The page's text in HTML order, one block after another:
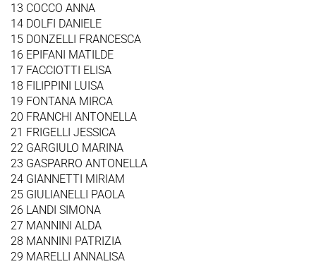
13 COCCO ANNA
14 DOLFI DANIELE
15 DONZELLI FRANCESCA
16 EPIFANI MATILDE
17 FACCIOTTI ELISA
18 FILIPPINI LUISA
19 FONTANA MIRCA
20 FRANCHI ANTONELLA
21 FRIGELLI JESSICA
22 GARGIULO MARINA
23 GASPARRO ANTONELLA
24 GIANNETTI MIRIAM
25 GIULIANELLI PAOLA
26 LANDI SIMONA
27 MANNINI ALDA
28 MANNINI PATRIZIA
29 MARELLI ANNALISA